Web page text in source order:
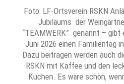
Foto: LF-Ortsverein RSKN
Jubiläums der
“TEAMWERK” genannt – gibt
Juni 2026 einen Familientag
Dazu beitragen werden auch
RSKN mit Kaffee und den
Kuchen. Es wäre schön,